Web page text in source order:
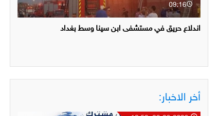
09:16
اندلاع حريق في مستشفى ابن سينا وسط بغداد
أخر الاخبار: